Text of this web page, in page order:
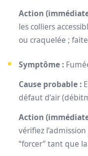
Action
les colliers
ou craquelée ;
Symptôme :
Cause probable :
défaut d’air
Action
vérifiez
“forcer” tant que